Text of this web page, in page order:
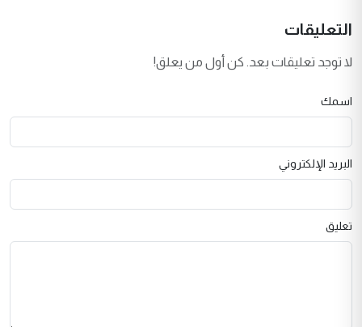
التعليقات
لا توجد تعليقات بعد. كن أول من يعلق!
اسمك
البريد الإلكتروني
تعليق